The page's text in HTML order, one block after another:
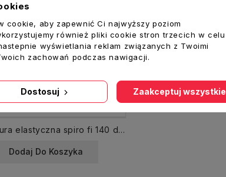
Rura elastyczna spiro fi 140 dł. 3 m aluminiowa
Dodaj Do Koszyka
cookie, aby zapewnić Ci najwyższy poziom
również pliki cookie stron trzecich w celu
wyświetlania reklam związanych z Twoimi
zachowań podczas nawigacji.
Dostosuj Zaakceptuj wszystkie